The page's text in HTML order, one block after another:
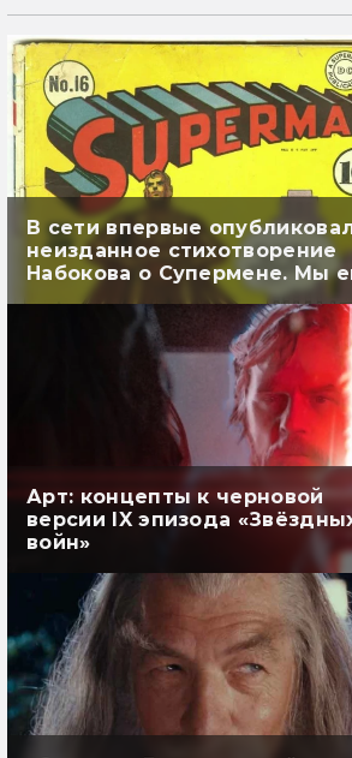
В сети впервые
неизданное стихотворение
Набокова о Супермене. Мы
перевели
Арт: концепты к черновой
версии IX эпизода
войн»